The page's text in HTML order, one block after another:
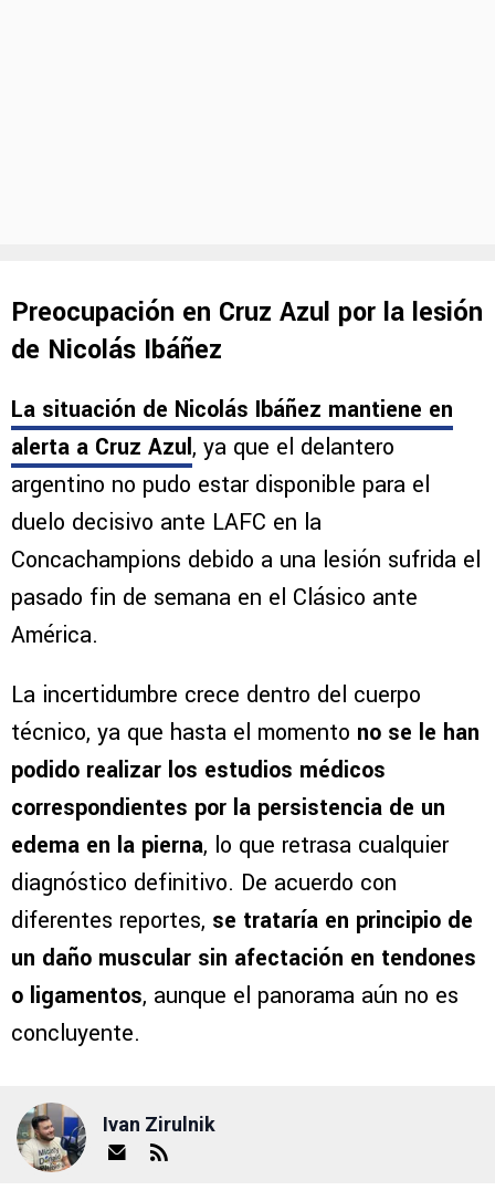
Preocupación en Cruz Azul por la lesión
de Nicolás Ibáñez
La situación de Nicolás Ibáñez mantiene en
alerta a Cruz Azul, ya que el delantero
argentino no pudo estar disponible para el
duelo decisivo ante LAFC en la
Concachampions debido a una lesión sufrida el
pasado fin de semana en el Clásico ante
América.
La incertidumbre crece dentro del cuerpo
técnico, ya que hasta el momento no se le han
podido realizar los estudios médicos
correspondientes por la persistencia de un
edema en la pierna, lo que retrasa cualquier
diagnóstico definitivo. De acuerdo con
diferentes reportes, se trataría en principio de
un daño muscular sin afectación en tendones
o ligamentos, aunque el panorama aún no es
concluyente.
Ivan Zirulnik